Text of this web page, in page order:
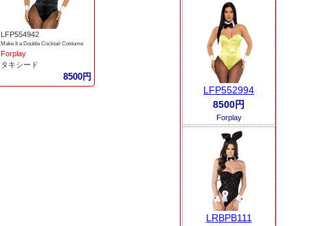
LFP554942
Make It a Double Cocktail Costume
Forplay
タキシード
8500円
LFP552994
8500円
Forplay
LRBPB111